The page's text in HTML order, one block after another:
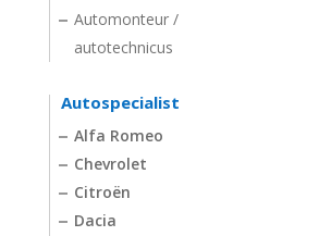
Automonteur /
autotechnicus
Autospecialist
Alfa Romeo
Chevrolet
Citroën
Dacia